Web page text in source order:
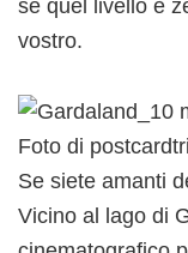
se quel livello è
vostro.
Foto di
Se siete amanti
Vicino al lago di